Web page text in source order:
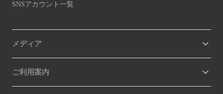
SNSアカウント一覧
メディア
ご利用案内